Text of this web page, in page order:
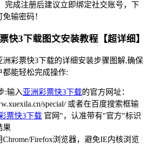
完成注册后建议立即绑定社交账号，下
输密码！
快3下载图文安装教程【超详细】
洲彩票快3下载的详细安装步骤图解,确保
都能轻松完成操作:
:输入亚洲彩票快3下载的官方网址：
special/ 或者在百度搜索框输
票快3下载 官网"，认准带有"官方"标识
果
Chrome/Firefox浏览器，避免IE内核浏览